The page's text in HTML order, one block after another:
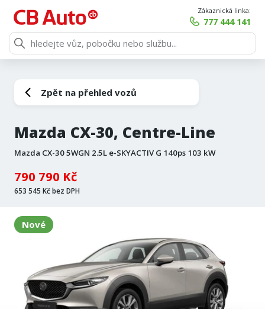
Zákaznická linka:
777 444 141
Zpět na přehled vozů
Mazda CX-30, Centre-Line
Mazda CX-30 5WGN 2.5L e-SKYACTIV G 140ps 103 kW
790 790 Kč
653 545 Kč bez DPH
Nové